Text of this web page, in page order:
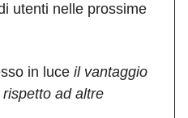
utenti nelle prossime
in luce il vantaggio
ad altre